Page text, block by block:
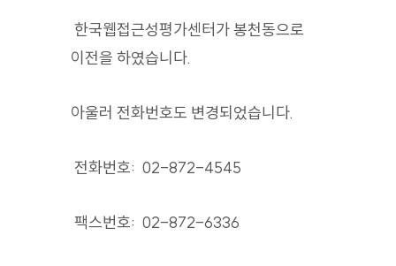
한국웹접근성평가센터가 봉천동으로
이전을 하였습니다.
아울러 전화번호도 변경되었습니다.
전화번호: 02-872-4545
팩스번호: 02-872-6336